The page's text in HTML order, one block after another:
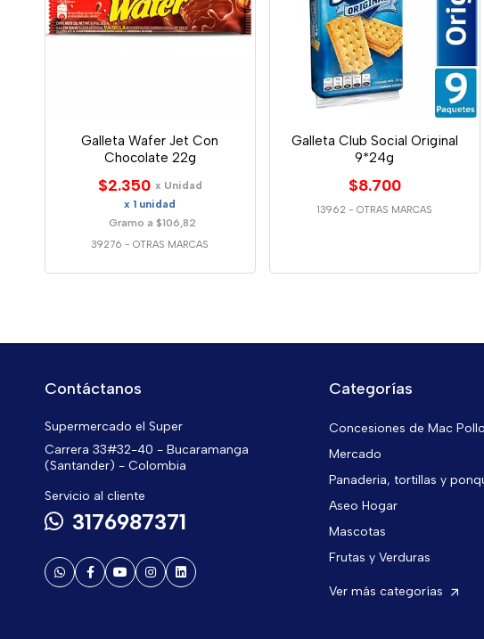
Galleta Wafer Jet Con
Chocolate 22g
$2.350 x Unidad
x 1 unidad
Gramo a $106,82
39276 -OTRAS MARCAS
Galleta Club Social Original
9*24g
$8.700
13962 - OTRAS MARCAS
Contáctanos
Supermercado el Super
Carrera 33#32-40 - Bucaramanga
(Santander) - Colombia
Servicio al cliente
3176987371
Categorías
Concesiones de Mac
Mercado
Panaderia, tortillas y
Aseo Hogar
Mascotas
Frutas y Verduras
Ver más categorías